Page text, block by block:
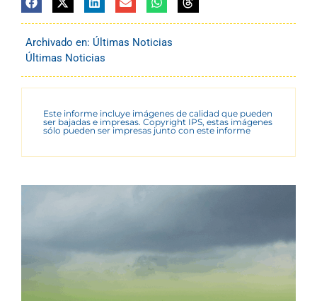
Archivado en: Últimas Noticias
Últimas Noticias
Este informe incluye imágenes de calidad que pueden
ser bajadas e impresas. Copyright IPS, estas imágenes
sólo pueden ser impresas junto con este informe